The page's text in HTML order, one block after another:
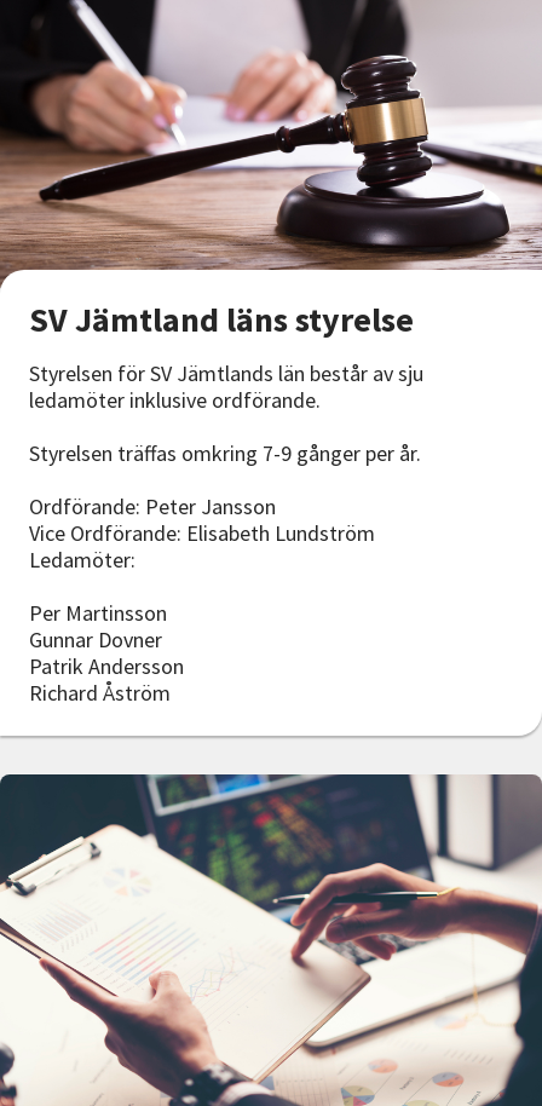
SV Jämtland läns styrelse
Styrelsen för SV Jämtlands län består av sju
ledamöter inklusive ordförande.
Styrelsen träffas omkring 7-9 gånger per år.
Ordförande: Peter Jansson
Vice Ordförande: Elisabeth Lundström
Ledamöter:
Per Martinsson
Gunnar Dovner
Patrik Andersson
Richard Åström